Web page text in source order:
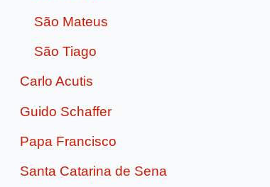
São Mateus
São Tiago
Carlo Acutis
Guido Schaffer
Papa Francisco
Santa Catarina de Sena